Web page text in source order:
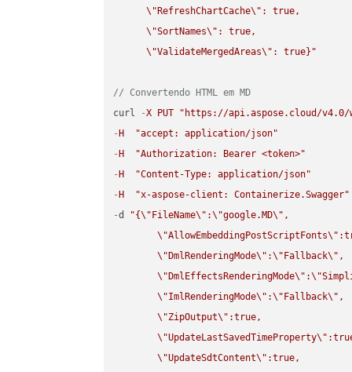
\" RefreshChartCache\" : true,
\"SortNames\" : true,
\"ValidateMergedAreas\" : true}"
// Convertendo HTML em MD
curl
-X PUT
"https://api.aspose.cloud/v4.0/
- H
"accept: application/json"
- H
"Authorization: Bearer <token>"
- H
"Content-Type: application/json"
- H
"x-aspose-client: Containerize.Swagger"
-d "{\" FileName\" :\"google.MD\" ,
\"AllowEmbeddingPostScriptFonts\"
\" DmlRenderingMode\" :\" Fallback\" ,
\" DmlEffectsRenderingMode\" :\"
\"ImlRenderingMode\" :\" Fallback\" ,
\"ZipOutput\" :true,
\"UpdateLastSavedTimeProperty\"
\"UpdateSdtContent\" :true,